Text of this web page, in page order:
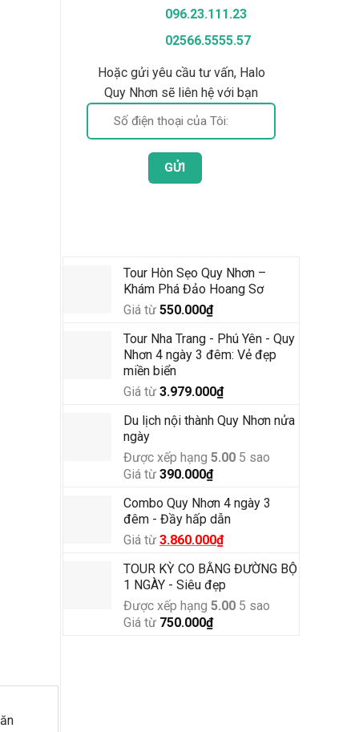
096.23.111.23
02566.5555.57
Hoặc gửi yêu cầu tư vấn, Halo
Quy Nhơn sẽ liên hệ với bạn
Tour Hòn Sẹo Quy Nhơn –
Khám Phá Đảo Hoang Sơ
Giá từ 550.000₫
Tour Nha Trang - Phú Yên - Quy
Nhơn 4 ngày 3 đêm: Vẻ đẹp
miền biển
Giá từ 3.979.000₫
Du lịch nội thành Quy Nhơn nửa
ngày
Được xếp hạng 5.00 5 sao
Giá từ 390.000₫
Combo Quy Nhơn 4 ngày 3
đêm - Đầy hấp dẫn
Giá từ Giá
là:
4.500.000₫.
3.860.000₫Giá
tại
là:
3.860.000₫.
TOUR KỲ CO BẰNG ĐƯỜNG BỘ
1 NGÀY - Siêu đẹp
Được xếp hạng 5.00 5 sao
Giá từ 750.000₫